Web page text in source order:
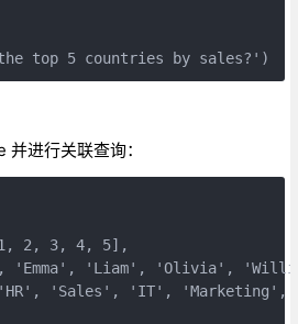
进行关联查询：
2, 3, 4, 5],
'Emma', 'Liam', 'Olivia',
'Sales', 'IT', 'Marketing',